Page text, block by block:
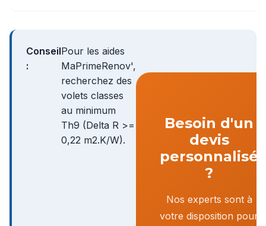
Conseil
:
Pour les aides
MaPrimeRenov',
recherchez des
volets classes
au minimum
Th9 (Delta R >=
0,22 m2.K/W).
Besoin d'un
devis
personnalisé
?
Nos experts sont à
votre disposition pour